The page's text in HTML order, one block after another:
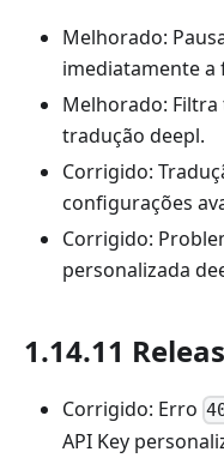
Melhorado:
imediatamente a
Melhorado:
tradução deepl.
Corrigido:
configurações
Corrigido:
personalizada
1.14.11
Corrigido: Erro
API Key